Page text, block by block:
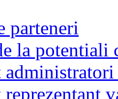
parteneri
la potentiali
reprezentant